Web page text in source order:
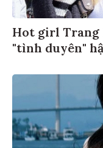
Hot girl Trang
"tình duyên"